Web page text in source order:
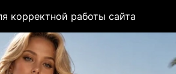
корректной работы сайта